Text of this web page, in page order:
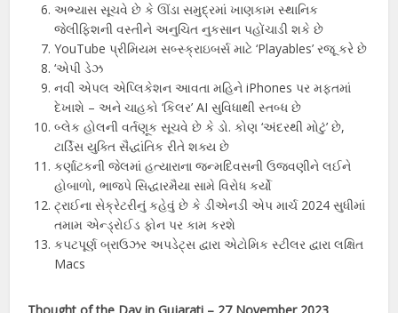
અભ્યાસ સૂચવે છે કે ઊંડા સમુદ્રમાં ખાણકામ સ્થાનિક
જેલીફિશની વસ્તીને અનુચિત નુકસાન પહોંચાડી શકે છે
YouTube પ્રીમિયમ સબ્સ્ક્રાઇબર્સ માટે ‘Playables’ રજૂ કરે છે
‘એપી ડેઝ
નવી એપલ એપ્લિકેશન આવતા મહિને iPhones પર મફતમાં
દેખાશે – અને ચાહકો ‘કિલર’ AI સુવિધાથી સ્તબ્ધ છે
બ્લેક હોલની વર્તણૂક સૂચવે છે કે ડો. કોણ ‘અંદરથી મોટું’ છે,
ટાર્ડિસ યુક્તિ સૈદ્ધાંતિક રીતે શક્ય છે
કર્ણાટકની જેલમાં હત્યારાના જન્મદિવસની ઉજવણીને લઈને
હોબાળો, ભાજપે સિદ્ધારમૈયા સામે વિરોધ કર્યો
ટ્રાઈના સેક્રેટરીનું કહેવું છે કે ડીએનડી એપ માર્ચ 2024 સુધીમાં
તમામ એન્ડ્રોઈડ ફોન પર કામ કરશે
કપટપૂર્ણ બ્રાઉઝર અપડેટ્સ દ્વારા એટોમિક સ્ટીલર દ્વારા લક્ષિત
Macs